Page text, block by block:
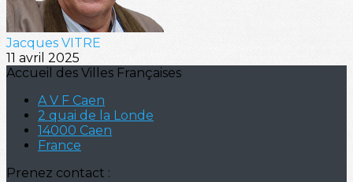
Jacques VITRE
11 avril 2025
Accueil des Villes Françaises
A V F Caen
2 quai de la Londe
14000 Caen
France
Prenez contact :